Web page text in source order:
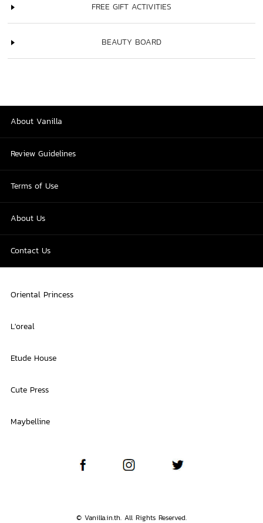
FREE GIFT ACTIVITIES
BEAUTY BOARD
About Vanilla
Review Guidelines
Terms of Use
About Us
Contact Us
Oriental Princess
L'oreal
Etude House
Cute Press
Maybelline
© Vanilla.in.th. All Rights Reserved.